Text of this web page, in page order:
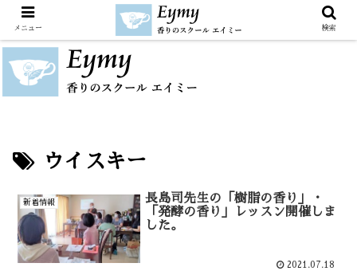
ウイスキー
新着情報
長島司先生の「樹脂の香り」・
「発酵の香り」レッスン開催しま
した。
2021.07.18
メニュー 検索